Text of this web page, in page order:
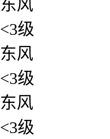
东风
<3级
东风
<3级
东风
<3级